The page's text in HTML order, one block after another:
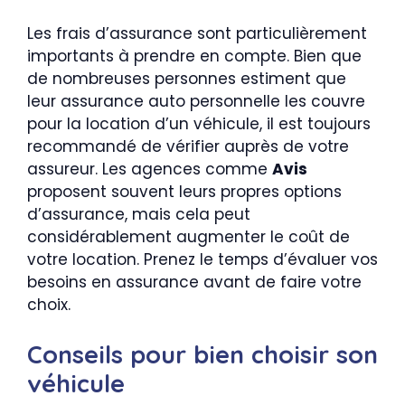
Les frais d’assurance sont particulièrement
importants à prendre en compte. Bien que
de nombreuses personnes estiment que
leur assurance auto personnelle les couvre
pour la location d’un véhicule, il est toujours
recommandé de vérifier auprès de votre
assureur. Les agences comme Avis
proposent souvent leurs propres options
d’assurance, mais cela peut
considérablement augmenter le coût de
votre location. Prenez le temps d’évaluer vos
besoins en assurance avant de faire votre
choix.
Conseils pour bien choisir son
véhicule